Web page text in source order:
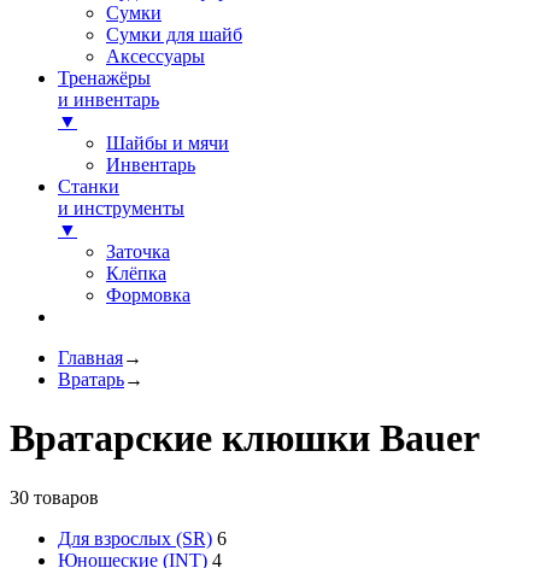
Сумки
Сумки для шайб
Аксессуары
Тренажёры
и инвентарь
▼
Шайбы и мячи
Инвентарь
Станки
и инструменты
▼
Заточка
Клёпка
Формовка
Главная→
Вратарь→
Вратарские клюшки Bauer
30 товаров
Для взрослых (SR) 6
Юношеские (INT) 4